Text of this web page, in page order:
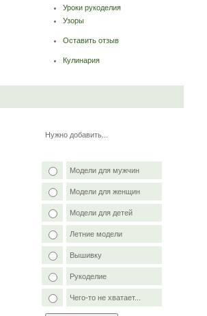
Уроки рукоделия
Узоры
Оставить отзыв
Кулинария
Нужно добавить...
Модели для мужчин
Модели для женщин
Модели для детей
Летние модели
Вышивку
Рукоделие
Чего-то не хватает...